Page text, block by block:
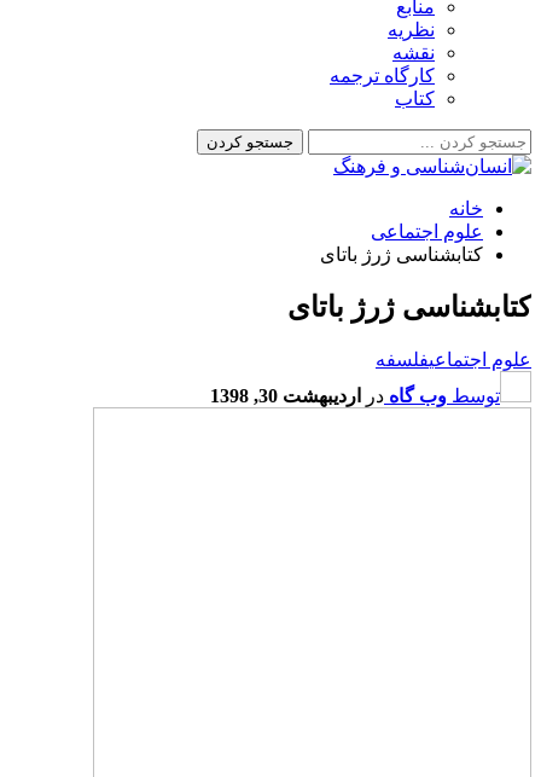
منابع
نظریه
نقشه
کارگاه ترجمه
کتاب
خانه
علوم اجتماعی
کتابشناسی ژرژ باتای
کتابشناسی ژرژ باتای
علوم اجتماعیفلسفه
توسط وب گاه در اردیبهشت 30, 1398